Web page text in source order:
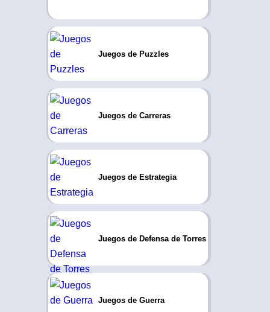
Juegos de Puzzles
Juegos de Carreras
Juegos de Estrategia
Juegos de Defensa de Torres
Juegos de Guerra